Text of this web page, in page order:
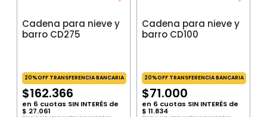
Cadena para nieve y
barro CD275
20%OFF TRANSFERENCIA BANCARIA
$162.366
en 6 cuotas SIN INTERÉS de
$ 27.061
Cadena para nieve y
barro CD100
20%OFF TRANSFERENCIA BANCARIA
$71.000
en 6 cuotas SIN INTERÉS de
$ 11.834